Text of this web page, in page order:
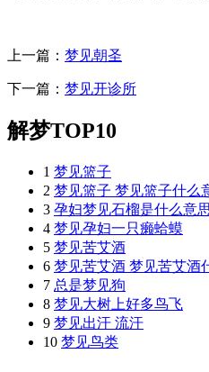
上一篇： 梦见朝圣
下一篇： 梦见开诊所
解梦TOP10
1 梦见篮子
2 梦见篮子 梦见篮子什么
3 孕妇梦见石榴是什么意
4 梦见孕妇一只癞蛤蟆
5 梦见苦艾酒
6 梦见苦艾酒 梦见苦艾酒
7 总是梦见狗
8 梦见大树上好多鸟飞
9 梦见出汗 流汗
10 梦见鸟类